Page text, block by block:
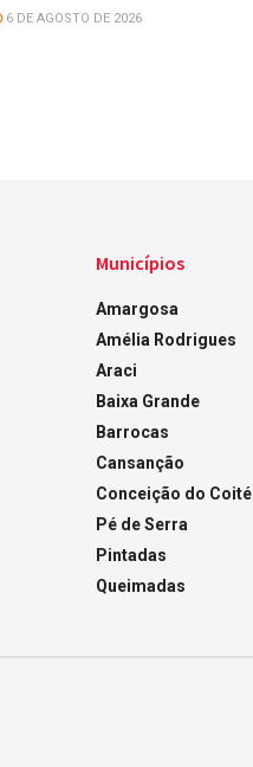
6 DE AGOSTO DE 2026
Municípios
Amargosa
Amélia Rodrigues
Araci
Baixa Grande
Barrocas
Cansanção
Conceição do Coité
Pé de Serra
Pintadas
Queimadas